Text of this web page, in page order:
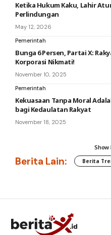
Ketika Hukum Kaku, Lahir
Perlindungan
May 12, 2026
Pemerintah
Bunga 6 Persen, Partai X:
Korporasi Nikmati!
November 10, 2025
Pemerintah
Kekuasaan Tanpa Moral
bagi Kedaulatan Rakyat
November 18, 2025
Show
Berita Lain: Berita